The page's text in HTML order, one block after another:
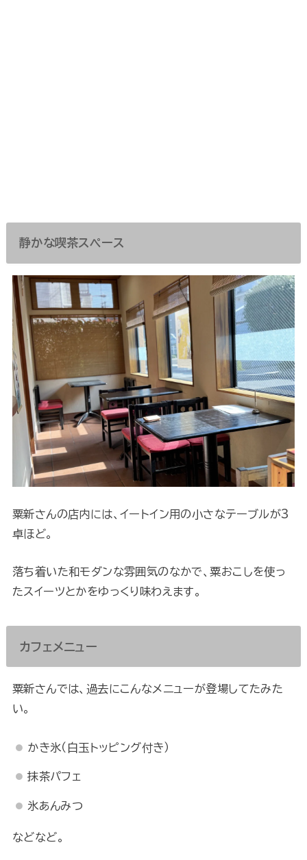
静かな喫茶スペース
粟新さんの店内には、イートイン用の小さなテーブルが3
卓ほど。
落ち着いた和モダンな雰囲気のなかで、粟おこしを使っ
たスイーツとかをゆっくり味わえます。
カフェメニュー
粟新さんでは、過去にこんなメニューが登場してたみた
い。
かき氷（白玉トッピング付き）
抹茶パフェ
氷あんみつ
などなど。